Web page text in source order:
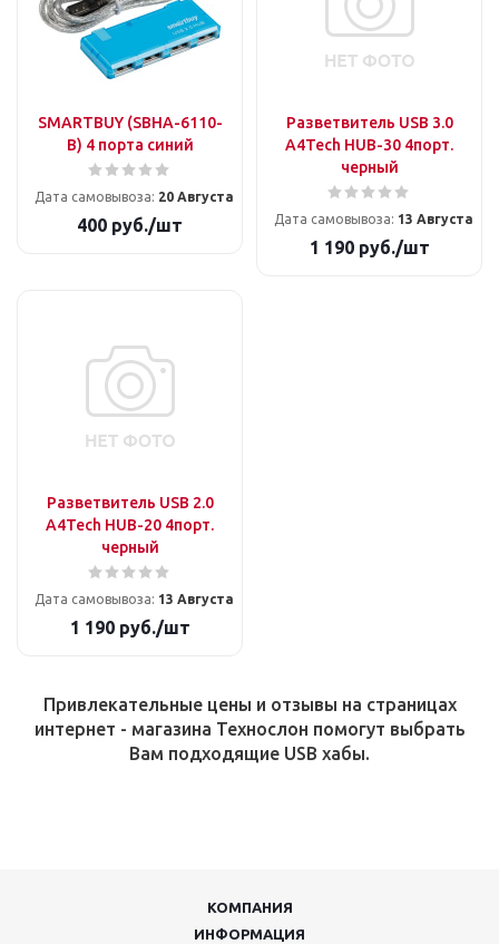
SMARTBUY (SBHA-6110-
B) 4 порта синий
Дата самовывоза: 20 Августа
400 руб./шт
Разветвитель USB 3.0
A4Tech HUB-30 4порт.
черный
Дата самовывоза: 13 Августа
1 190руб./шт
Разветвитель USB 2.0
A4Tech HUB-20 4порт.
черный
Дата самовывоза: 13 Августа
1 190руб./шт
Привлекательные цены и отзывы на страницах
интернет - магазина Технослон помогут выбрать
Вам подходящие USB хабы.
КОМПАНИЯ
ИНФОРМАЦИЯ